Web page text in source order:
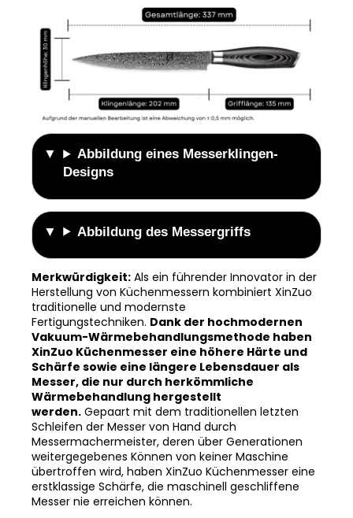
Abbildung eines Messerklingen-
Designs
Abbildung des Messergriffs
Merkwürdigkeit: Als ein führender Innovator in der
Herstellung von Küchenmessern kombiniert XinZuo
traditionelle und modernste
Fertigungstechniken. Dank der hochmodernen
Vakuum-Wärmebehandlungsmethode haben
XinZuo Küchenmesser eine höhere Härte und
Schärfe sowie eine längere Lebensdauer als
Messer, die nur durch herkömmliche
Wärmebehandlung hergestellt
werden. Gepaart mit dem traditionellen letzten
Schleifen der Messer von Hand durch
Messermachermeister, deren über Generationen
weitergegebenes Können von keiner Maschine
übertroffen wird, haben XinZuo Küchenmesser eine
erstklassige Schärfe, die maschinell geschliffene
Messer nie erreichen können.